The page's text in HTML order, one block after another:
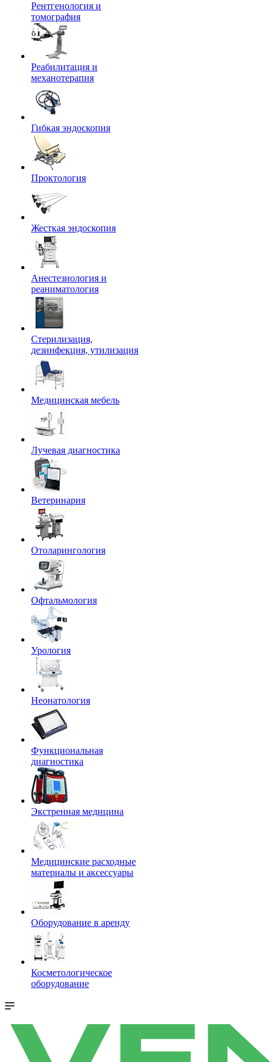
Рентгенология и
томография
Реабилитация и
механотерапия
Гибкая эндоскопия
Проктология
Жесткая эндоскопия
Анестезиология и
реаниматология
Стерилизация,
дезинфекция, утилизация
Медицинская мебель
Лучевая диагностика
Ветеринария
Отоларингология
Офтальмология
Урология
Неонатология
Функциональная
диагностика
Экстренная медицина
Медицинские расходные
материалы и аксессуары
Оборудование в аренду
Косметологическое
оборудование